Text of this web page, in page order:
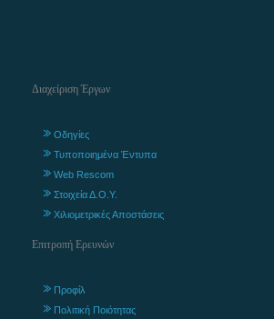
Διαχείριση Έργων
Οδηγίες
Τυποποιημένα Έντυπα
Web Rescom
Στοιχεία Δ.Ο.Υ.
Χιλιομετρικές Αποστάσεις
Επιτροπή Ερευνών
Προφίλ
Πολιτική Ποιότητας